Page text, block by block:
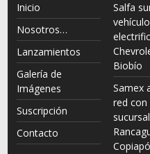
Inicio
Nosotros…
Lanzamientos
Galería de
Imágenes
Suscripción
Contacto
Salfa
Biobío
Samex
red con
Copiapó